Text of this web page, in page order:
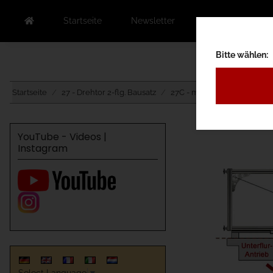
Startseite Newsletter
Startseite 27 - Drehtor 2-flg. Bausatz 27C - mit Antrieb Unterflur
YouTube - Videos |
Instagram
Bitte wählen: